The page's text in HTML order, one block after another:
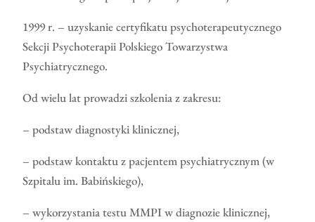
1999 r. – uzyskanie certyfikatu psychoterapeutycznego
Sekcji Psychoterapii Polskiego Towarzystwa
Psychiatrycznego.
Od wielu lat prowadzi szkolenia z zakresu:
– podstaw diagnostyki klinicznej,
– podstaw kontaktu z pacjentem psychiatrycznym (w
Szpitalu im. Babińskiego),
– wykorzystania testu MMPI w diagnozie klinicznej,